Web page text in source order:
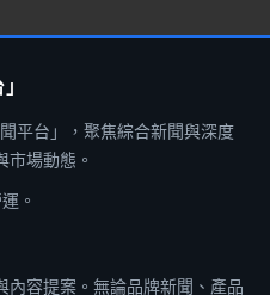
平台」，聚焦綜合新聞與深度
市場動態。
。
內容提案。無論品牌新聞、產品